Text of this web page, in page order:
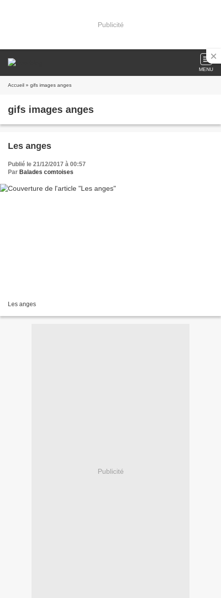
Publicité
MENU
Accueil » gifs images anges
gifs images anges
Les anges
Publié le 21/12/2017 à 00:57
Par Balades comtoises
Les anges
Publicité